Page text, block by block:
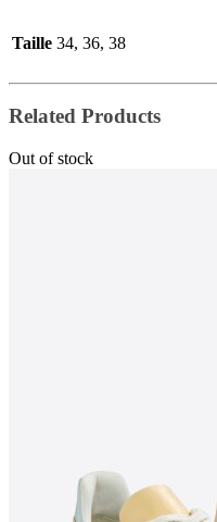
Taille 34, 36, 38
Related Products
Out of stock